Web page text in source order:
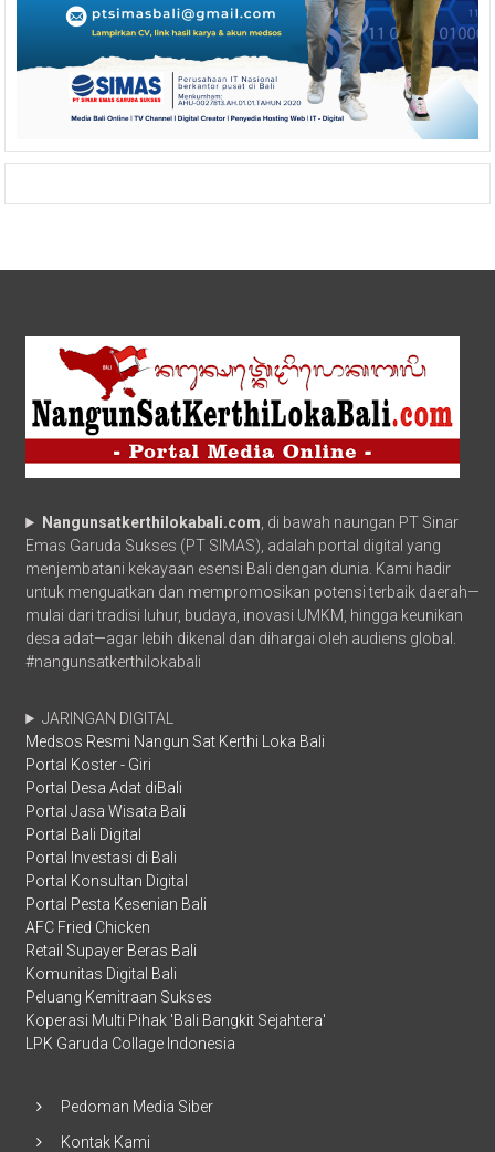
Nangunsatkerthilokabali.com , di bawah naungan PT Sinar
Emas Garuda Sukses (PT SIMAS), adalah portal digital yang
menjembatani kekayaan esensi Bali dengan dunia. Kami hadir
untuk menguatkan dan mempromosikan potensi terbaik daerah—
mulai dari tradisi luhur, budaya, inovasi UMKM, hingga keunikan
desa adat—agar lebih dikenal dan dihargai oleh audiens global.
#nangunsatkerthilokabali
JARINGAN DIGITAL
Medsos Resmi Nangun Sat Kerthi Loka Bali
Portal Koster - Giri
Portal Desa Adat diBali
Portal Jasa Wisata Bali
Portal Bali Digital
Portal Investasi di Bali
Portal Konsultan Digital
Portal Pesta Kesenian Bali
AFC Fried Chicken
Retail Supayer Beras Bali
Komunitas Digital Bali
Peluang Kemitraan Sukses
Koperasi Multi Pihak 'Bali Bangkit Sejahtera'
LPK Garuda Collage Indonesia
Pedoman Media Siber
Kontak Kami